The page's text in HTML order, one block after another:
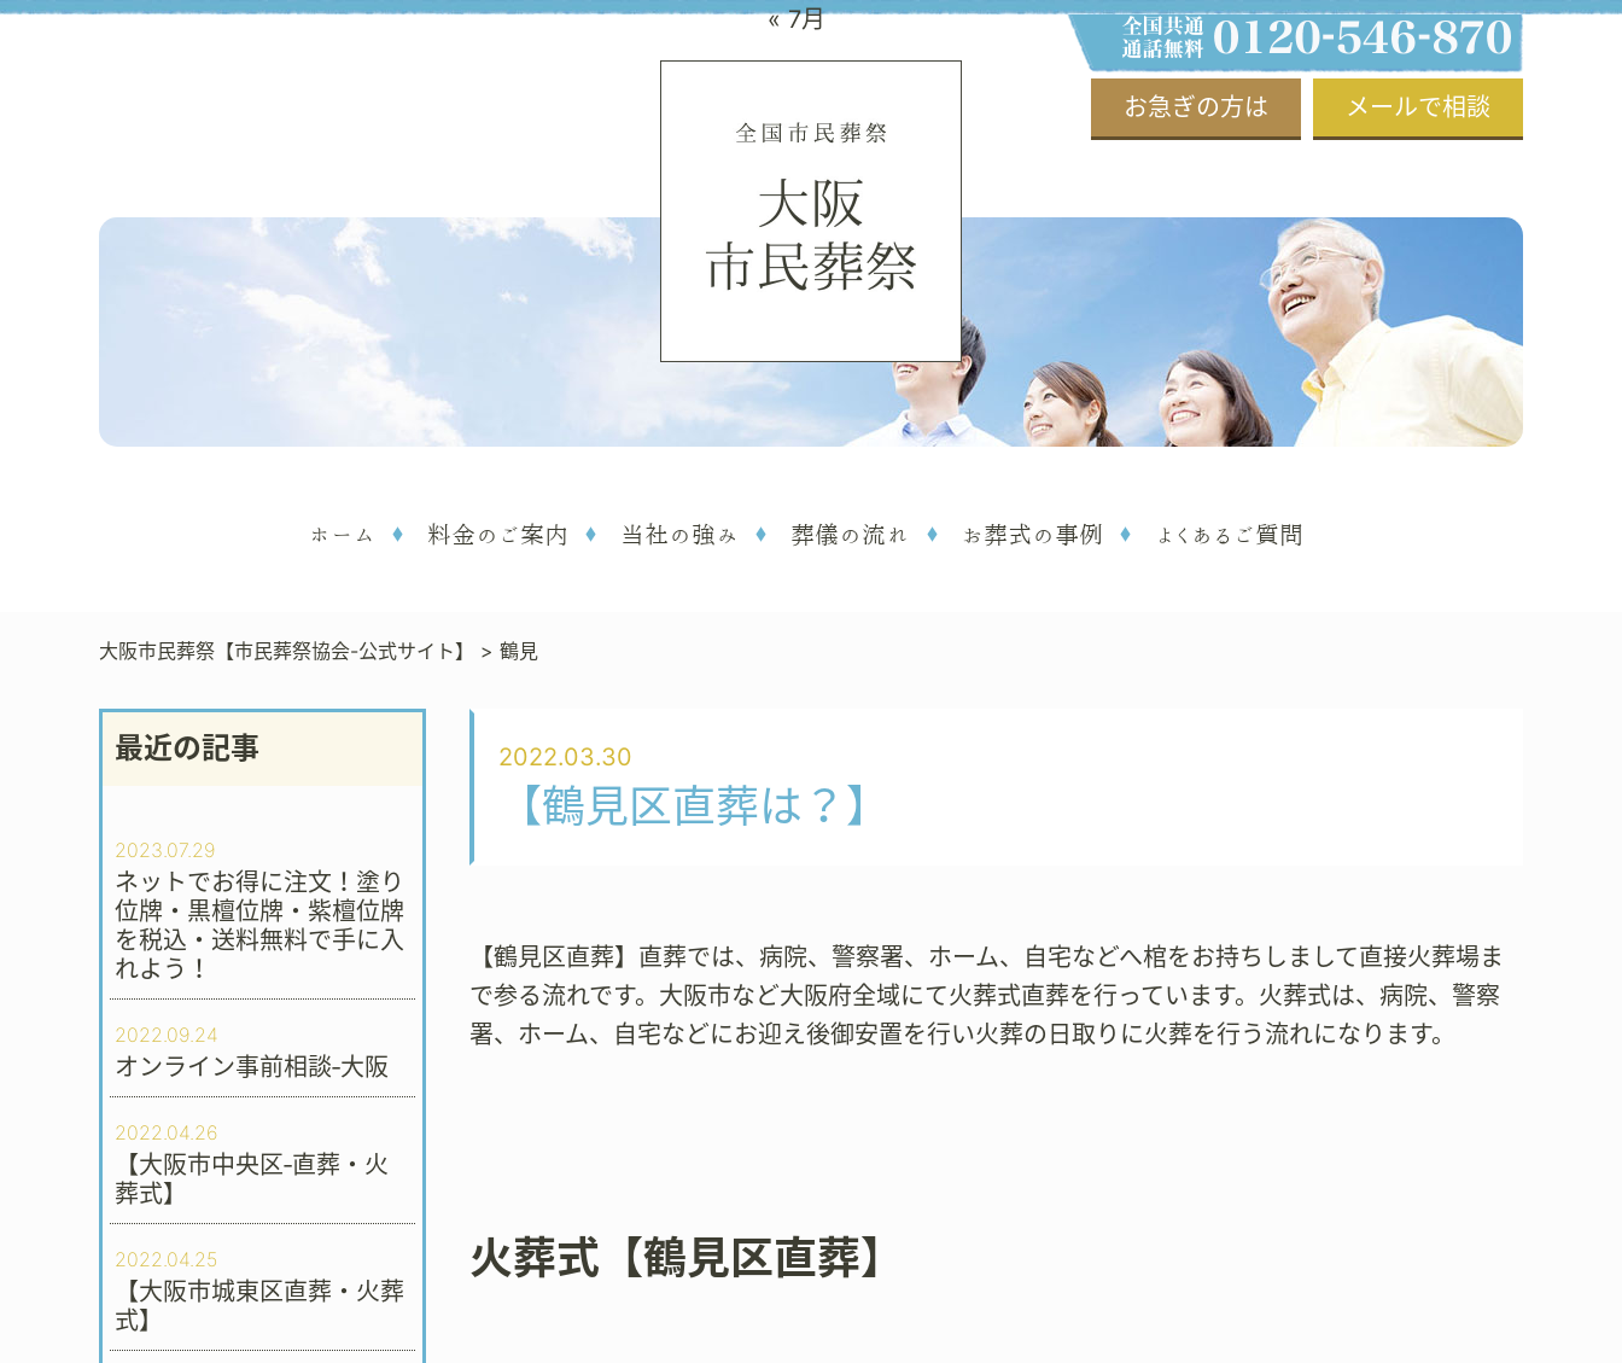
お急ぎの方は メールで相談
ホーム 料金のご案内 当社の強み 葬儀の流れ お葬式の事例 よくあるご質問
大阪市民葬祭【市民葬祭協会-公式サイト】 > 鶴見
最近の記事
2023.07.29
ネットでお得に注文！塗り
位牌・黒檀位牌・紫檀位牌
を税込・送料無料で手に入
れよう！
2022.09.24
オンライン事前相談‐大阪
2022.04.26
【大阪市中央区‐直葬・火
葬式】
2022.04.25
【大阪市城東区直葬・火葬
式】
« 7月
2022.03.30
【鶴見区直葬は？】
【鶴見区直葬】直葬では、病院、警察署、ホーム、自宅などへ棺をお持ちしまして直接火葬場ま
で参る流れです。大阪市など大阪府全域にて火葬式直葬を行っています。火葬式は、病院、警察
署、ホーム、自宅などにお迎え後御安置を行い火葬の日取りに火葬を行う流れになります。
火葬式【鶴見区直葬】